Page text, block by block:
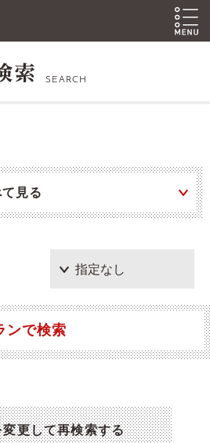
SEARCH
見る
ンで検索
変更して再検索する